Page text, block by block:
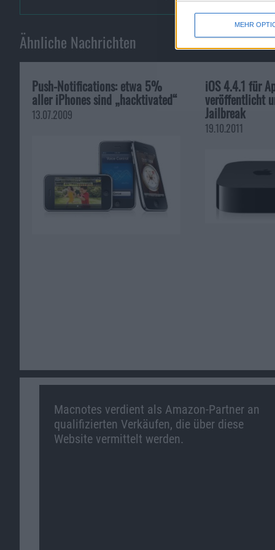
MEHR
Ähnliche Nachrichten
Push-Notifications: etwa 5%
aller iPhones sind „hacktivated“
13.07.2009
iOS 4.4.1 für
veröffentlicht
Jailbreak
19.10.2011
Macnotes verdient als Amazon-Partner an
qualifizierten Verkäufen, die über diese
Website vermittelt werden.